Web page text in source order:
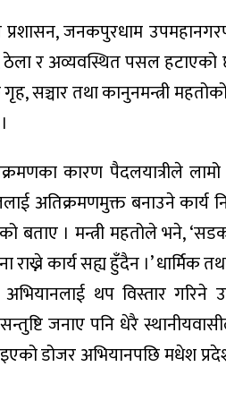
प्रशासन, जनकपुरधाम
ठेला र अव्यवस्थित पसल
सञ्चार तथा कानुनमन्त्री
कारण पैदलयात्रीले
अतिक्रमणमुक्त बनाउने कार्य
बताए । मन्त्री महतोले भने,
राख्ने कार्य सह्य हुँदैन ।’
अभियानलाई थप विस्तार
जनाए पनि धेरै
डोजर अभियानपछि मधेश